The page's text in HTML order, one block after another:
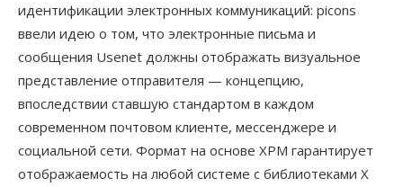
идентификации электронных коммуникаций: picons
ввели идею о том, что электронные письма и
сообщения Usenet должны отображать визуальное
представление отправителя — концепцию,
впоследствии ставшую стандартом в каждом
современном почтовом клиенте, мессенджере и
социальной сети. Формат на основе XPM гарантирует
отображаемость на любой системе с библиотеками X